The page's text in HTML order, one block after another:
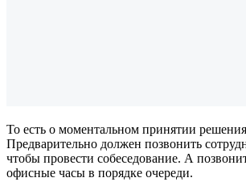
То есть о моментальном принятии
Предварительно должен позвонить
чтобы провести собеседование. А
офисные часы в порядке очереди.